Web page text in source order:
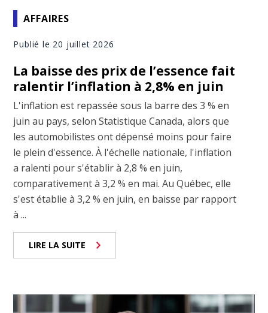
AFFAIRES
Publié le 20 juillet 2026
La baisse des prix de l’essence fait
ralentir l’inflation à 2,8% en juin
L'inflation est repassée sous la barre des 3 % en
juin au pays, selon Statistique Canada, alors que
les automobilistes ont dépensé moins pour faire
le plein d'essence. À l'échelle nationale, l'inflation
a ralenti pour s'établir à 2,8 % en juin,
comparativement à 3,2 % en mai. Au Québec, elle
s'est établie à 3,2 % en juin, en baisse par rapport
à ...
LIRE LA SUITE